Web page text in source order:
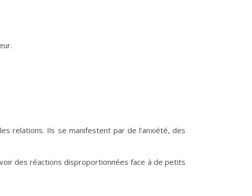
relations. Ils se manifestent par de l’anxiété, des
des réactions disproportionnées face à de petits